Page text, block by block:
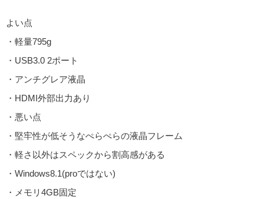
よい点
・軽量795g
・USB3.0 2ポート
・アンチグレア液晶
・HDMI外部出力あり
・悪い点
・堅牢性が低そうなぺらぺらの液晶フレーム
・軽さ以外はスペックから割高感がある
・Windows8.1(proではない)
・メモリ4GB固定